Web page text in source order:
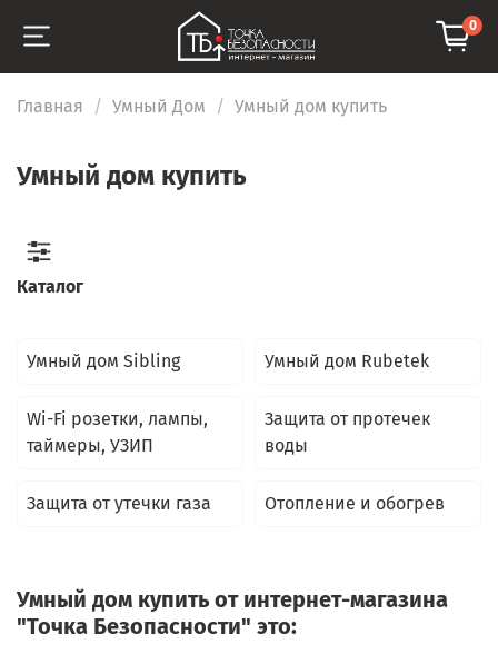
0
Главная Умный Дом Умный дом купить
Умный дом купить
Умный дом Sibling Умный дом Rubetek
Wi-Fi розетки, лампы,
таймеры, УЗИП
Защита от протечек
воды
Защита от утечки газа Отопление и обогрев
Умный дом купить от интернет-магазина
"Точка Безопасности" это:
Каталог